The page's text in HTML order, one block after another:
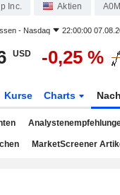
Inc. Aktien
- Nasdaq 22:00:00
USD -0,25 %
Kurse Charts
MarketScreener